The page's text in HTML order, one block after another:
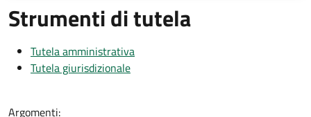
Strumenti di tutela
Tutela amministrativa
Tutela giurisdizionale
Argomenti: